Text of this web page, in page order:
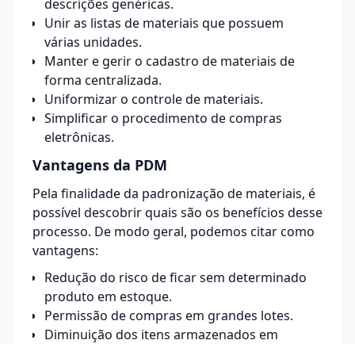
descrições genéricas.
Unir as listas de materiais que possuem
várias unidades.
Manter e gerir o cadastro de materiais de
forma centralizada.
Uniformizar o controle de materiais.
Simplificar o procedimento de compras
eletrônicas.
Vantagens da PDM
Pela finalidade da padronização de materiais, é
possível descobrir quais são os benefícios desse
processo. De modo geral, podemos citar como
vantagens:
Redução do risco de ficar sem determinado
produto em estoque.
Permissão de compras em grandes lotes.
Diminuição dos itens armazenados em